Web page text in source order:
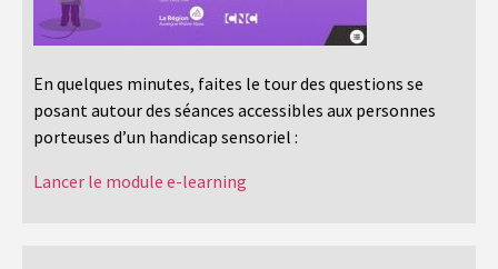
En quelques minutes, faites le tour des questions se
posant autour des séances accessibles aux personnes
porteuses d’un handicap sensoriel :
Lancer le module e-learning